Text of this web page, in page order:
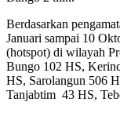
Berdasarkan
Januari sampai 10
(hotspot) di wilayah
Bungo 102 HS,
HS, Sarolangun 506
Tanjabtim 43 HS,